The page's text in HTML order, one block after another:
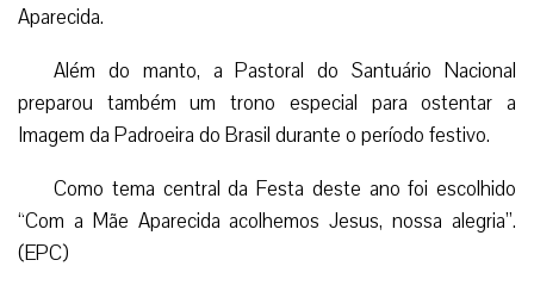
Aparecida.
Além do manto, a Pastoral do Santuário Nacional
preparou também um trono especial para ostentar a
Imagem da Padroeira do Brasil durante o período festivo.
Como tema central da Festa deste ano foi escolhido
“Com a Mãe Aparecida acolhemos Jesus, nossa alegria”.
(EPC)